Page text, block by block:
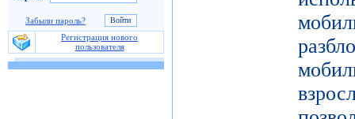
Забыли пароль?
Регистрация нового
пользователя